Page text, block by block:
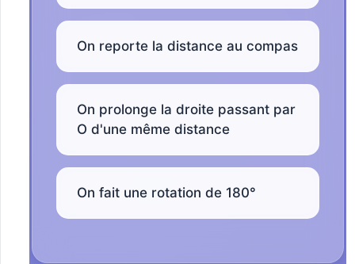
On reporte la distance au compas
On prolonge la droite passant par
O d'une même distance
On fait une rotation de 180°